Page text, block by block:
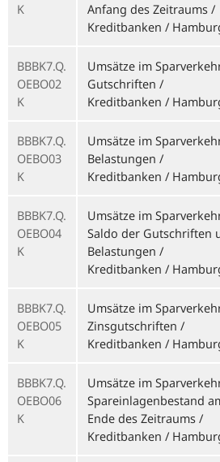
K
Anfang des Zeitraums /
Kreditbanken /
BBBK7.Q.
OEBO02
K
Umsätze im
Gutschriften /
Kreditbanken /
BBBK7.Q.
OEBO03
K
Umsätze im
Belastungen /
Kreditbanken /
BBBK7.Q.
OEBO04
K
Umsätze im
Saldo der Gutschriften
Belastungen /
Kreditbanken /
BBBK7.Q.
OEBO05
K
Umsätze im
Zinsgutschriften /
Kreditbanken /
BBBK7.Q.
OEBO06
K
Umsätze im
Spareinlagenbestand
Ende des Zeitraums /
Kreditbanken /